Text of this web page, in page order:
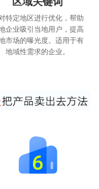
特定地区进行优化，帮助
企业吸引当地用户，提高
市场的曝光度。适用于有
地域性需求的企业。